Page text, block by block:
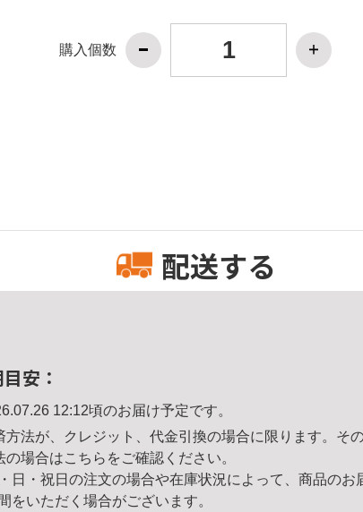
購入個数
配送する
安：
12:12頃のお届け予定です。
方法が、クレジット、代金引換の場合に限ります。そ
の場合はこちら をご確認ください。
日・祝日の注文の場合や在庫状況によって、商品のお
をいただく場合がございます。